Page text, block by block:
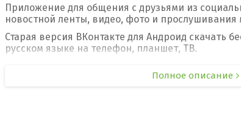
Приложение для общения с друзьями из
новостной ленты, видео, фото и прослушивания
Старая версия ВКонтакте для Андроид скачать
русском языке на телефон, планшет, ТВ.
Полное описание